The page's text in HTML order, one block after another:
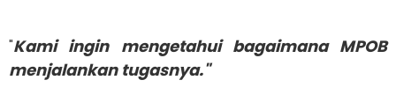
"Kami ingin mengetahui bagaimana MPOB
menjalankan tugasnya."